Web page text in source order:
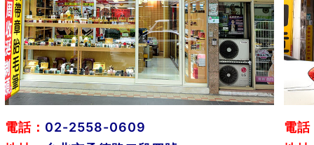
電話： 02-2558-0609
電話